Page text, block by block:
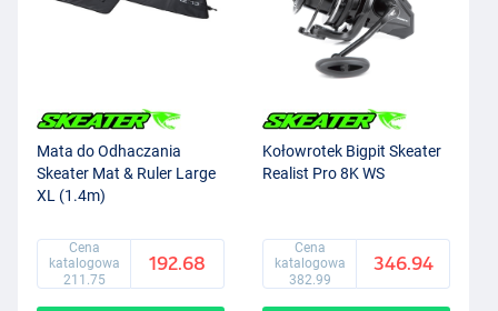
Mata do Odhaczania
Skeater Mat & Ruler Large
XL (1.4m)
Cena
katalogowa
211.75
192.68
Kołowrotek Bigpit Skeater
Realist Pro 8K WS
Cena
katalogowa
382.99
346.94